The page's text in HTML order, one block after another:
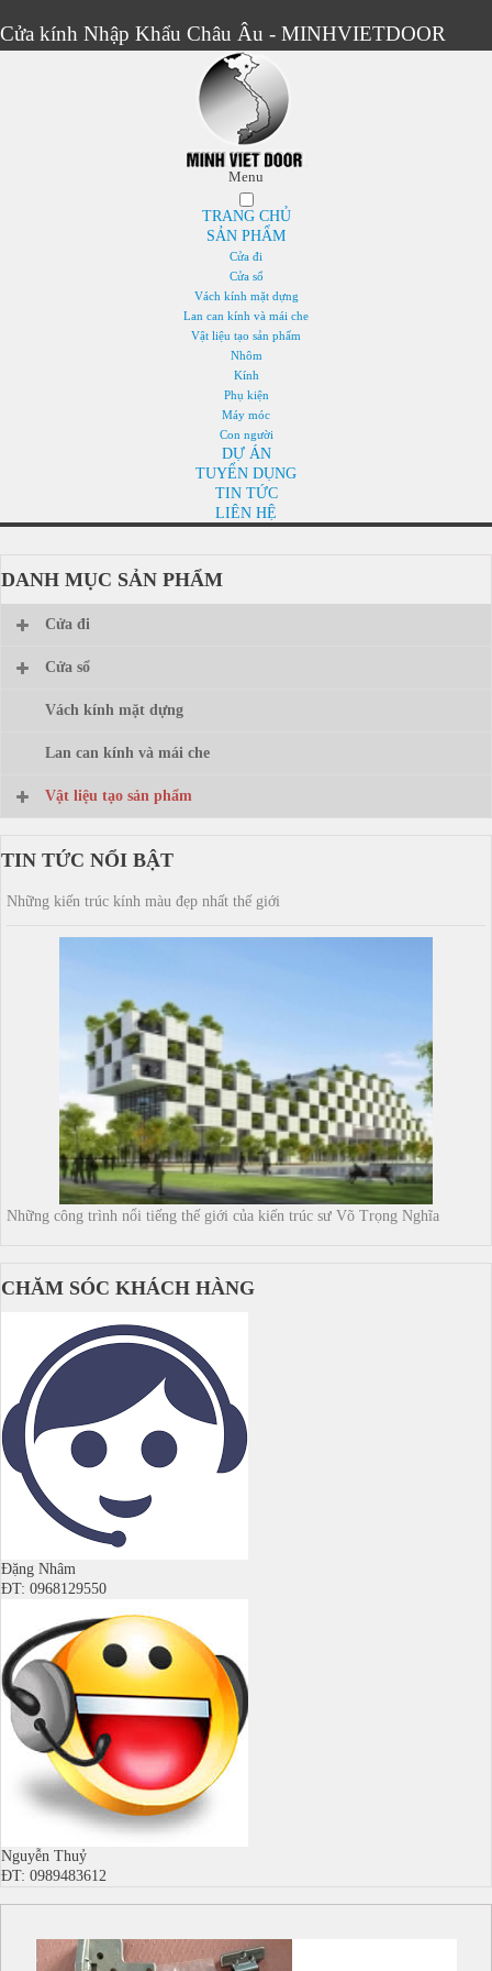
Cửa kính Nhập Khẩu Châu Âu - MINHVIETDOOR
Menu
TRANG CHỦ
SẢN PHẨM
Cửa đi
Cửa sổ
Vách kính mặt dựng
Lan can kính và mái che
Vật liệu tạo sản phẩm
Nhôm
Kính
Phụ kiện
Máy móc
Con người
DỰ ÁN
TUYỂN DỤNG
TIN TỨC
LIÊN HỆ
DANH MỤC SẢN PHẨM
Cửa đi
Cửa sổ
Vách kính mặt dựng
Lan can kính và mái che
Vật liệu tạo sản phẩm
TIN TỨC NỔI BẬT
Những kiến trúc kính màu đẹp nhất thế giới
Những công trình nổi tiếng thế giới của kiến trúc sư Võ Trọng Nghĩa
CHĂM SÓC KHÁCH HÀNG
Đặng Nhâm
ĐT: 0968129550
Nguyễn Thuỷ
ĐT: 0989483612